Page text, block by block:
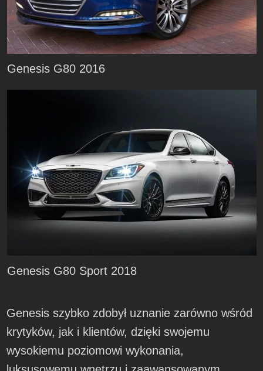
Genesis G80 2016
Genesis G80 Sport 2018
Genesis szybko zdobył uznanie zarówno wśród
krytyków, jak i klientów, dzięki swojemu
wysokiemu poziomowi wykonania,